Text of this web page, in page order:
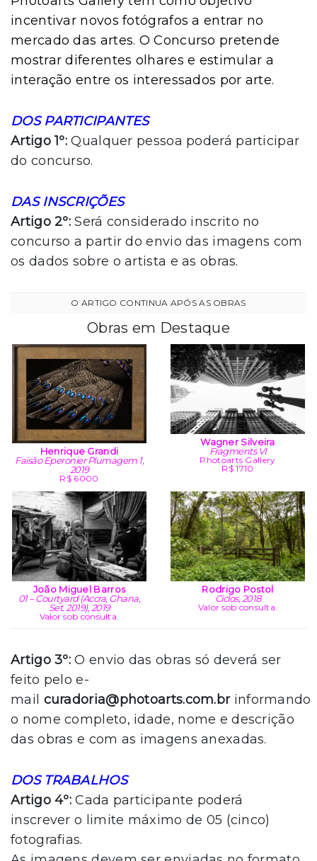
incentivar novos fotógrafos a entrar no
mercado das artes. O Concurso pretende
mostrar diferentes olhares e estimular a
interação entre os interessados por arte.
DOS PARTICIPANTES
Artigo 1º: Qualquer pessoa poderá participar
do concurso.
DAS INSCRIÇÕES
Artigo 2º: Será considerado inscrito no
concurso a partir do envio das imagens com
os dados sobre o artista e as obras.
Obras em Destaque
Henrique Grandi
Faisão Eperonier Plumagem 1,
2019
R$ 6000
Wagner Silveira
Fragments VI
Photoarts Gallery
R$ 1710
João Miguel Barros
01 – Courtyard (Accra, Ghana,
Set. 2019), 2019
Valor sob consulta.
Rodrigo Postol
Ciclos, 2018
Valor sob consulta.
Artigo 3º: O envio das obras só deverá ser
feito pelo e-
mail curadoria@photoarts.com.brinformando
o nome completo, idade, nome e descrição
das obras e com as imagens anexadas.
DOS TRABALHOS
Artigo 4º: Cada participante poderá
inscrever o limite máximo de 05 (cinco)
fotografias.